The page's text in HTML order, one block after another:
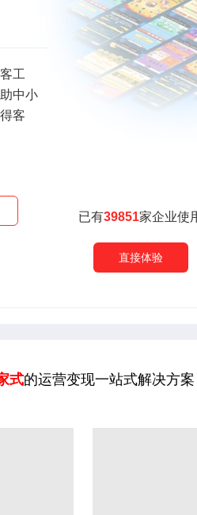
工
中小
客
已有39851家企业使
直接体验
式的运营变现一站式解决方